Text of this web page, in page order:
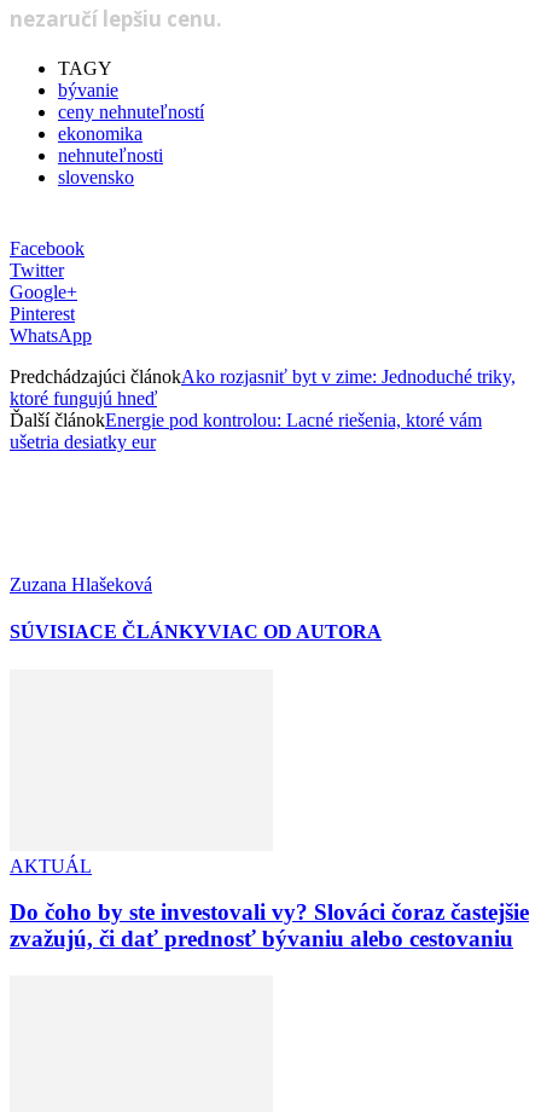
nezaručí lepšiu cenu.
TAGY
bývanie
ceny nehnuteľností
ekonomika
nehnuteľnosti
slovensko
Facebook
Twitter
Google+
Pinterest
WhatsApp
Predchádzajúci článokAko rozjasniť byt v zime: Jednoduché triky,
ktoré fungujú hneď
Ďalší článokEnergie pod kontrolou: Lacné riešenia, ktoré vám
ušetria desiatky eur
Zuzana Hlašeková
SÚVISIACE ČLÁNKYVIAC OD AUTORA
AKTUÁL
Do čoho by ste investovali vy? Slováci čoraz častejšie
zvažujú, či dať prednosť bývaniu alebo cestovaniu